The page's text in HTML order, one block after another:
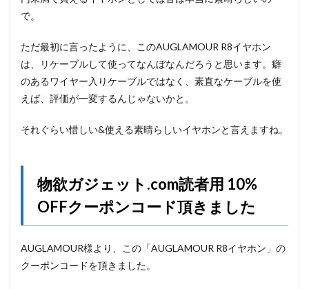
で。
ただ最初に言ったように、このAUGLAMOUR R8イヤホン
は、リケーブルして使ってなんぼなんだろうと思います。癖
のあるワイヤー入りケーブルではなく、素直なケーブルを使
えば、評価が一変するんじゃないかと。
それぐらい惜しい&使える素晴らしいイヤホンと言えますね。
物欲ガジェット.com読者用 10%
OFFクーポンコード頂きました
AUGLAMOUR様より、この「AUGLAMOUR R8イヤホン」の
クーポンコードを頂きました。